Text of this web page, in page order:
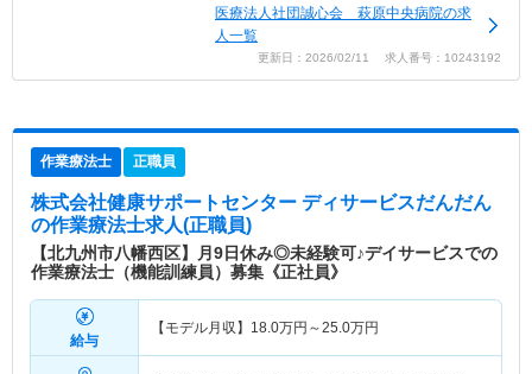
医療法人社団誠心会 萩原中央病院の求
人一覧
更新日：2026/02/11 求人番号：10243192
作業療法士 正職員
株式会社健康サポートセンター ディサービスだんだん
の作業療法士求人(正職員)
【北九州市八幡西区】月9日休み◎未経験可♪デイサービスでの
作業療法士（機能訓練員）募集《正社員》
給与
【モデル月収】 18.0万円～25.0万円